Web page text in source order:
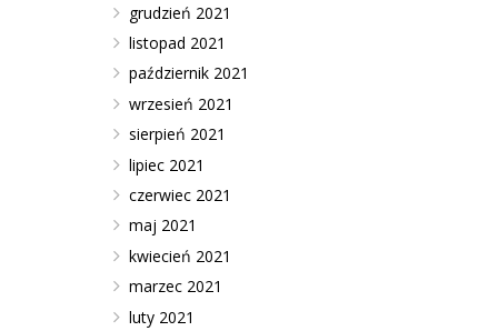
grudzień 2021
listopad 2021
październik 2021
wrzesień 2021
sierpień 2021
lipiec 2021
czerwiec 2021
maj 2021
kwiecień 2021
marzec 2021
luty 2021